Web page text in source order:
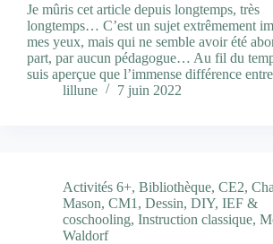
Je mûris cet article depuis longtemps, très
longtemps… C’est un sujet extrêmement
mes yeux, mais qui ne semble avoir été
part, par aucun pédagogue… Au fil du
suis aperçue que l’immense différence
lillune
7 juin 2022
Activités 6+, Bibliothèque, CE2,
Mason, CM1 , Dessin, DIY, IEF &
coschooling, Instruction classique,
Waldorf